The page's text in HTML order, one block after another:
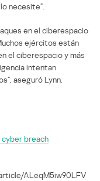
necesite”.
en el ciberespacio
ejércitos están
el ciberespacio y más
intentan
aseguró Lynn.
breach
ALeqM5iw90LFV